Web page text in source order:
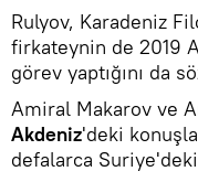
Rulyov, Karadeniz
firkateynin de 2019
görev yaptığını da
Amiral Makarov ve
Akdeniz'deki
defalarca